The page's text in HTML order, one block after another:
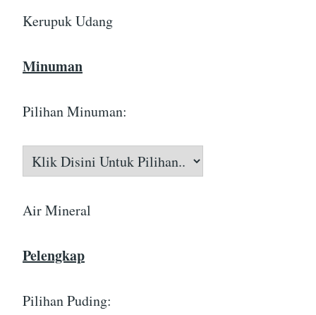
Kerupuk Udang
Minuman
Pilihan Minuman:
Air Mineral
Pelengkap
Pilihan Puding: